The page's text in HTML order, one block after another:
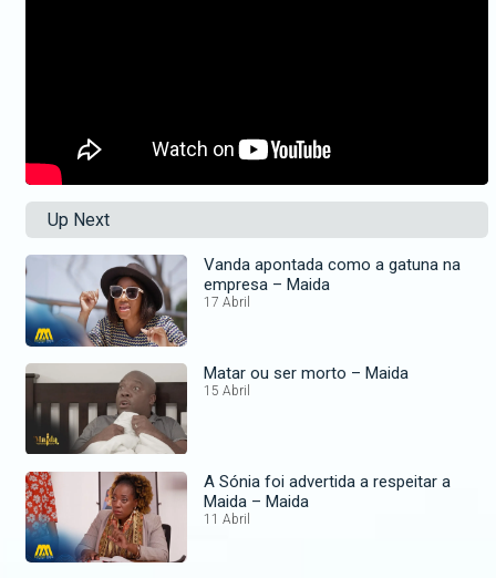
Up Next
Vanda apontada como a gatuna na
empresa – Maida
17 Abril
Matar ou ser morto – Maida
15 Abril
A Sónia foi advertida a respeitar a
Maida – Maida
11 Abril